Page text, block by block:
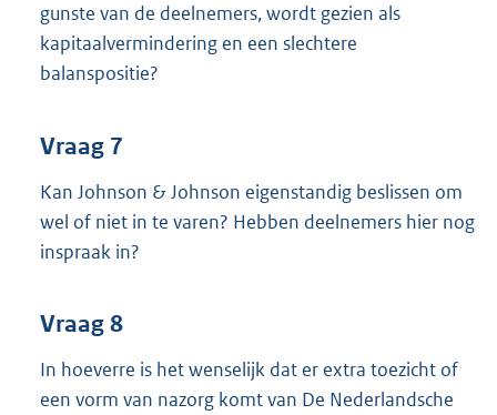
gunste van de deelnemers, wordt gezien als
kapitaalvermindering en een slechtere
balanspositie?
Vraag 7
Kan Johnson & Johnson eigenstandig beslissen om
wel of niet in te varen? Hebben deelnemers hier nog
inspraak in?
Vraag 8
In hoeverre is het wenselijk dat er extra toezicht of
een vorm van nazorg komt van De Nederlandsche